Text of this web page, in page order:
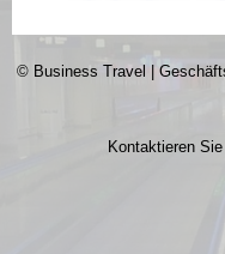
© Business Travel |
Kontaktieren